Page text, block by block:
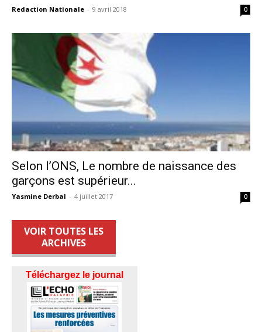
Redaction Nationale - 9 avril 2018 0
Selon l’ONS, Le nombre de naissance des
garçons est supérieur...
Yasmine Derbal - 4 juillet 2017 0
VOIR TOUTES LES
ARCHIVES